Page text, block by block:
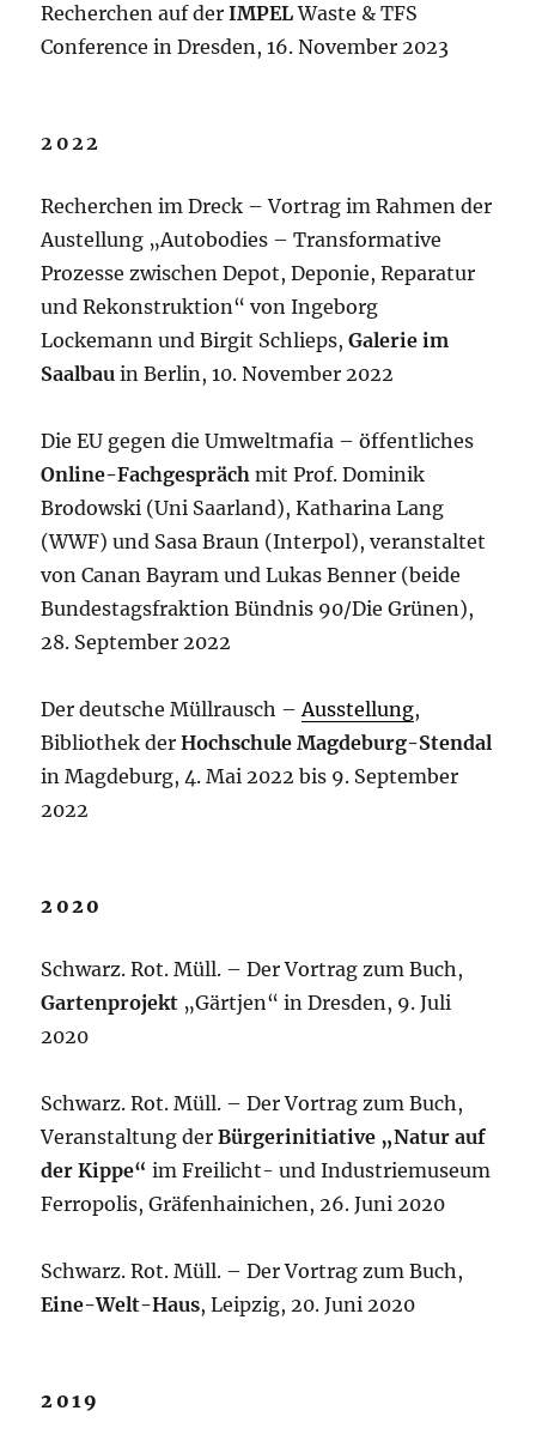
Recherchen auf derIMPELWaste & TFS
Conference in Dresden, 16. November 2023
2022
Recherchen im Dreck – Vortrag im Rahmen der
Austellung „Autobodies – Transformative
Prozesse zwischen Depot, Deponie, Reparatur
und Rekonstruktion“ von Ingeborg
Lockemann und Birgit Schlieps, Galerie im
Saalbau in Berlin, 10. November 2022
Die EU gegen die Umweltmafia – öffentliches
Online-Fachgespräch mit Prof. Dominik
Brodowski (Uni Saarland), Katharina Lang
(WWF) und Sasa Braun (Interpol), veranstaltet
von Canan Bayram und Lukas Benner (beide
Bundestagsfraktion Bündnis 90/Die Grünen),
28. September 2022
Der deutsche Müllrausch –Ausstellung,
Bibliothek derHochschule Magdeburg-Stendal
in Magdeburg, 4. Mai 2022 bis 9. September
2022
2020
Schwarz. Rot. Müll. – Der Vortrag zum Buch,
Gartenprojekt „Gärtjen“ in Dresden, 9. Juli
2020
Schwarz. Rot. Müll. – Der Vortrag zum Buch,
Veranstaltung derBürgerinitiative „Natur auf
der Kippe“ im Freilicht- und Industriemuseum
Ferropolis, Gräfenhainichen, 26. Juni 2020
Schwarz. Rot. Müll. – Der Vortrag zum Buch,
Eine-Welt-Haus, Leipzig, 20. Juni 2020
2019